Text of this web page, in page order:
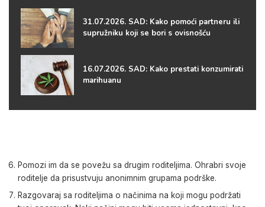
31.07.2026. SAD: Kako pomoći partneru ili
supružniku koji se bori s ovisnošću
16.07.2026. SAD: Kako prestati konzumirati
marihuanu
Pomozi im da se povežu sa drugim roditeljima. Ohrabri svoje
roditelje da prisustvuju anonimnim grupama podrške.
Razgovaraj sa roditeljima o načinima na koji mogu podržati